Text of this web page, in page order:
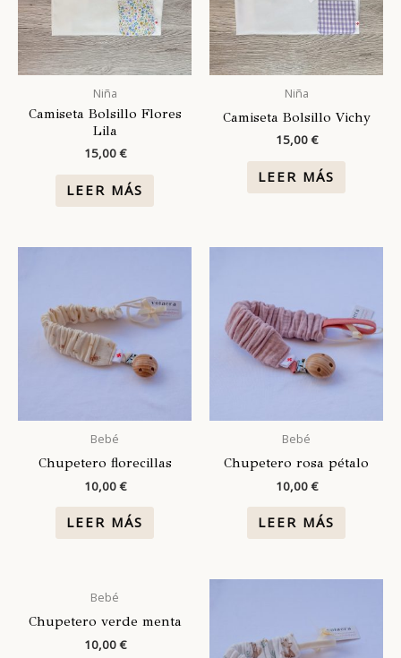
Niña
Camiseta Bolsillo Flores
Lila
15,00€
LEER MÁS
Niña
Camiseta Bolsillo Vichy
15,00€
LEER MÁS
Bebé
Chupetero florecillas
10,00€
LEER MÁS
Bebé
Chupetero rosa pétalo
10,00€
LEER MÁS
Bebé
Chupetero verde menta
10,00€